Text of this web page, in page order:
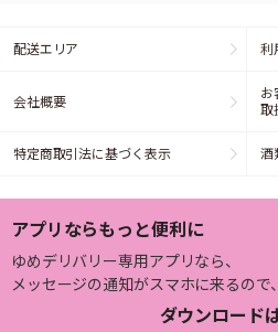
配送エリア 利
会社概要
お
取
特定商取引法に基づく表示 酒
アプリならもっと便利に
ゆめデリバリー専用アプリなら、
メッセージの通知がスマホに来るので
ダウンロード